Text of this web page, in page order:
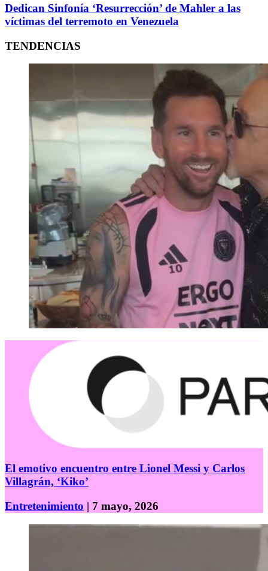
Dedican Sinfonía ‘Resurrección’ de Mahler a las
víctimas del terremoto en Venezuela
TENDENCIAS
El emotivo encuentro entre Lionel Messi y Carlos
Villagrán, ‘Kiko’
Entretenimiento | 7 mayo, 2026